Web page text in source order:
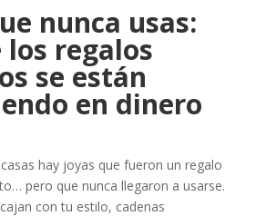
nunca usas:
regalos
se están
en dinero
hay joyas que fueron un regalo
pero que nunca llegaron a usarse.
con tu estilo, cadenas